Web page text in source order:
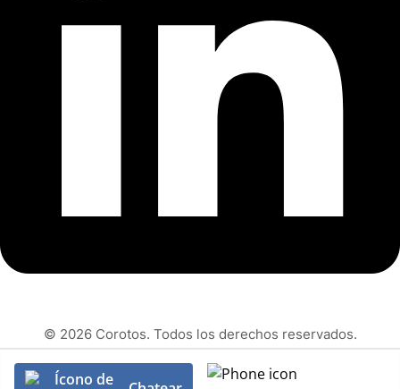
© 2026 Corotos. Todos los derechos reservados.